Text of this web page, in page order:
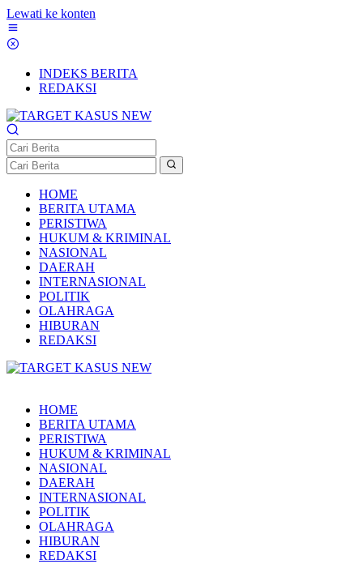
Lewati ke konten
INDEKS BERITA
REDAKSI
HOME
BERITA UTAMA
PERISTIWA
HUKUM & KRIMINAL
NASIONAL
DAERAH
INTERNASIONAL
POLITIK
OLAHRAGA
HIBURAN
REDAKSI
HOME
BERITA UTAMA
PERISTIWA
HUKUM & KRIMINAL
NASIONAL
DAERAH
INTERNASIONAL
POLITIK
OLAHRAGA
HIBURAN
REDAKSI